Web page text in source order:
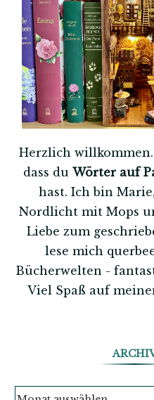
Herzlich
dass du Wörter auf
hast. Ich bin
Nordlicht mit Mops
Liebe zum
lese mich
Bücherwelten -
Viel Spaß auf